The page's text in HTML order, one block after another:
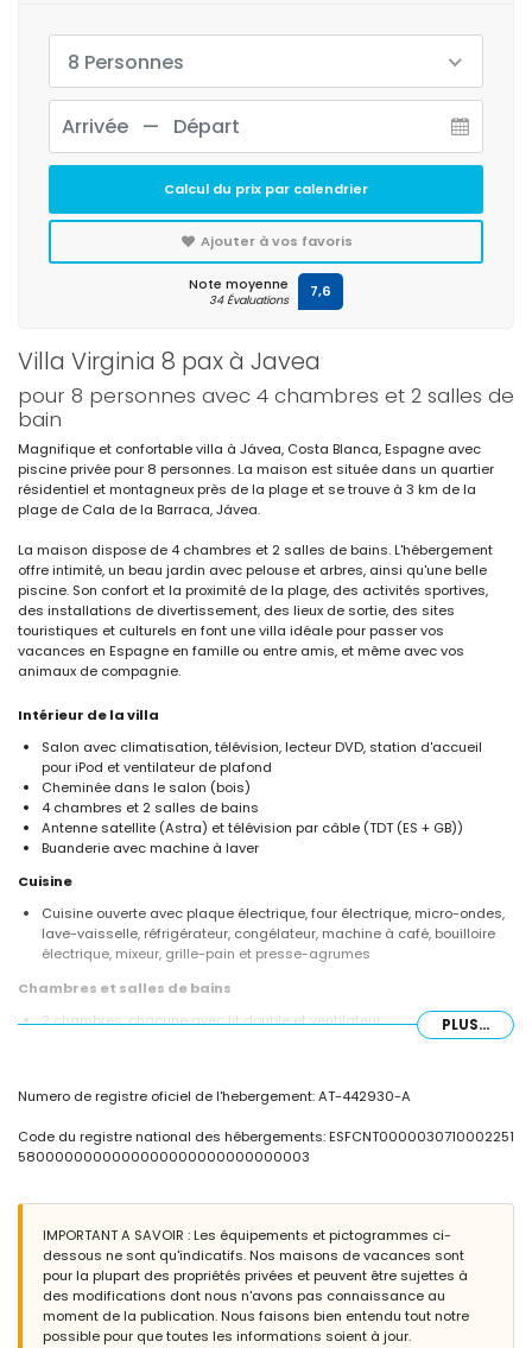
Villa Virginia 8 pax à Javea
pour 8 personnes avec 4 chambres et 2 salles de
bain
Magnifique et confortable villa à Jávea, Costa Blanca, Espagne avec
piscine privée pour 8 personnes. La maison est située dans un quartier
résidentiel et montagneux près de la plage et se trouve à 3 km de la
plage de Cala de la Barraca, Jávea.
La maison dispose de 4 chambres et 2 salles de bains. L'hébergement
offre intimité, un beau jardin avec pelouse et arbres, ainsi qu'une belle
piscine. Son confort et la proximité de la plage, des activités sportives,
des installations de divertissement, des lieux de sortie, des sites
touristiques et culturels en font une villa idéale pour passer vos
vacances en Espagne en famille ou entre amis, et même avec vos
animaux de compagnie.
Intérieur de la villa
Salon avec climatisation, télévision, lecteur DVD, station d'accueil
pour iPod et ventilateur de plafond
Cheminée dans le salon (bois)
4 chambres et 2 salles de bains
Antenne satellite (Astra) et télévision par câble (TDT (ES + GB))
Buanderie avec machine à laver
Cuisine
Cuisine ouverte avec plaque électrique, four électrique, micro-ondes,
lave-vaisselle, réfrigérateur, congélateur, machine à café, bouilloire
électrique, mixeur, grille-pain et presse-agrumes
Chambres et salles de bains
2 chambres, chacune avec lit double et ventilateur
Extérieur de la villa
Piscine privée mesurant 10m x 5m et 2m de profondeur
Beau jardin avec pelouse et arbres, mobilier de jardin avec transats
Cuisine extérieure et barbecue
Espace salon extérieur et espace repas extérieur
2 places de parking couvertes privées et 2 places de parking privées
Plus d'informations
Ville la plus proche : Jávea (à moins de 5 kilomètres de la villa)
Rivière ou rive la plus proche : Méditerranée, Jávea (à moins de 3
PLUS...
Numero de registre oficiel de l'hebergement: AT-442930-A
Code du registre national des hébergements: ESFCNT0000030710002251
5800000000000000000000000000003
IMPORTANT A SAVOIR : Les équipements et pictogrammes ci-
dessous ne sont qu'indicatifs. Nos maisons de vacances sont
pour la plupart des propriétés privées et peuvent être sujettes à
des modifications dont nous n'avons pas connaissance au
moment de la publication. Nous faisons bien entendu tout notre
possible pour que toutes les informations soient à jour.
8 Personnes
Calcul du prix par calendrier
Ajouter à vos favoris
Note moyenne
34 Évaluations 7,6